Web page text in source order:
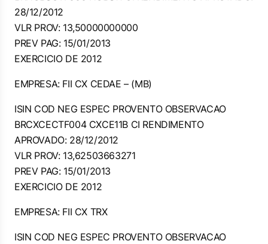
28/12/2012
VLR PROV: 13,50000000000
PREV PAG: 15/01/2013
EXERCICIO DE 2012
EMPRESA: FII CX CEDAE – (MB)
ISIN COD NEG ESPEC PROVENTO OBSERVACAO
BRCXCECTF004 CXCE11B CI RENDIMENTO
APROVADO: 28/12/2012
VLR PROV: 13,62503663271
PREV PAG: 15/01/2013
EXERCICIO DE 2012
EMPRESA: FII CX TRX
ISIN COD NEG ESPEC PROVENTO OBSERVACAO